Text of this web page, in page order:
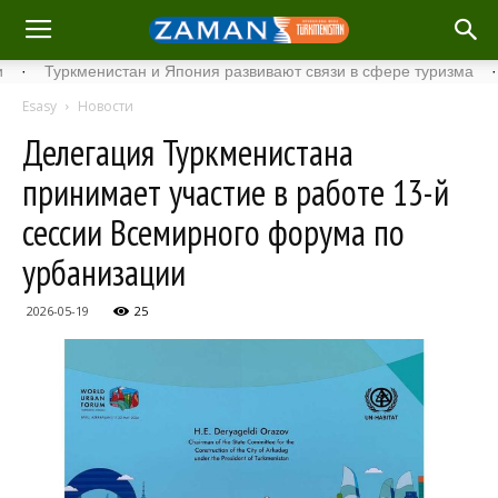
и Япония развивают связи в сфере туризма ·
Esasy Новости
Делегация Туркменистана
принимает участие в работе 13-й
сессии Всемирного форума по
урбанизации
2026-05-19 25